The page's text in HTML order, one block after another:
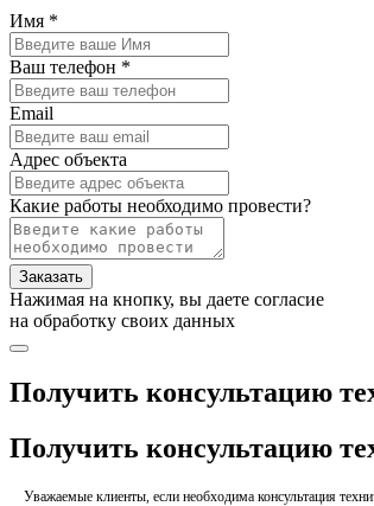
Имя *
Ваш телефон *
Email
Адрес объекта
Какие работы необходимо провести?
Заказать
Нажимая на кнопку, вы даете согласие
на обработку своих данных
Получить консультацию
Получить консультацию
Уважаемые клиенты, если необходима консультация